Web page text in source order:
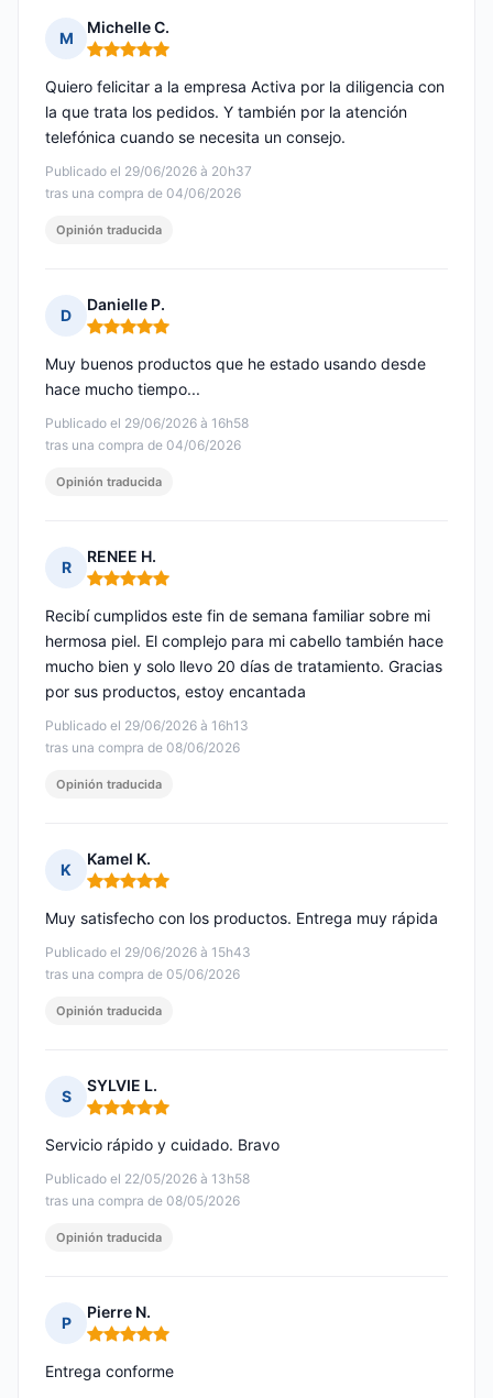
M
Michelle C.
Nota: 5 de 5
Publicado el 29/06/2026 à 20h37
tras una compra de 04/06/2026
Quiero felicitar a la empresa Activa por la diligencia con
la que trata los pedidos. Y también por la atención
telefónica cuando se necesita un consejo.
Opinión traducida
D
Danielle P.
Nota: 5 de 5
Publicado el 29/06/2026 à 16h58
tras una compra de 04/06/2026
Muy buenos productos que he estado usando desde
hace mucho tiempo...
Opinión traducida
R
RENEE H.
Nota: 5 de 5
Publicado el 29/06/2026 à 16h13
tras una compra de 08/06/2026
Recibí cumplidos este fin de semana familiar sobre mi
hermosa piel. El complejo para mi cabello también hace
mucho bien y solo llevo 20 días de tratamiento. Gracias
por sus productos, estoy encantada
Opinión traducida
K
Kamel K.
Nota: 5 de 5
Publicado el 29/06/2026 à 15h43
tras una compra de 05/06/2026
Muy satisfecho con los productos. Entrega muy rápida
Opinión traducida
S
SYLVIE L.
Nota: 5 de 5
Publicado el 22/05/2026 à 13h58
tras una compra de 08/05/2026
Servicio rápido y cuidado. Bravo
Opinión traducida
P
Pierre N.
Nota: 5 de 5
Entrega conforme